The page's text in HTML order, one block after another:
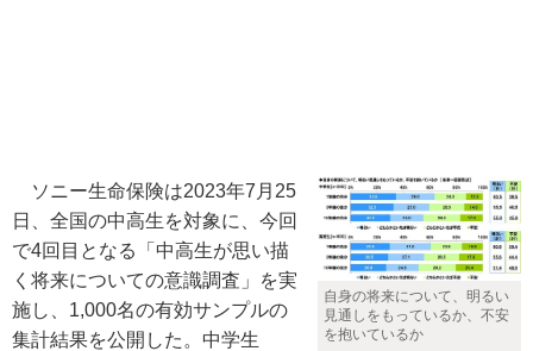
自身の将来について、明るい
見通しをもっているか、不安
を抱いているか
ソニー生命保険は2023年7月25
日、全国の中高生を対象に、今回
で4回目となる「中高生が思い描
く将来についての意識調査」を実
施し、1,000名の有効サンプルの
集計結果を公開した。中学生